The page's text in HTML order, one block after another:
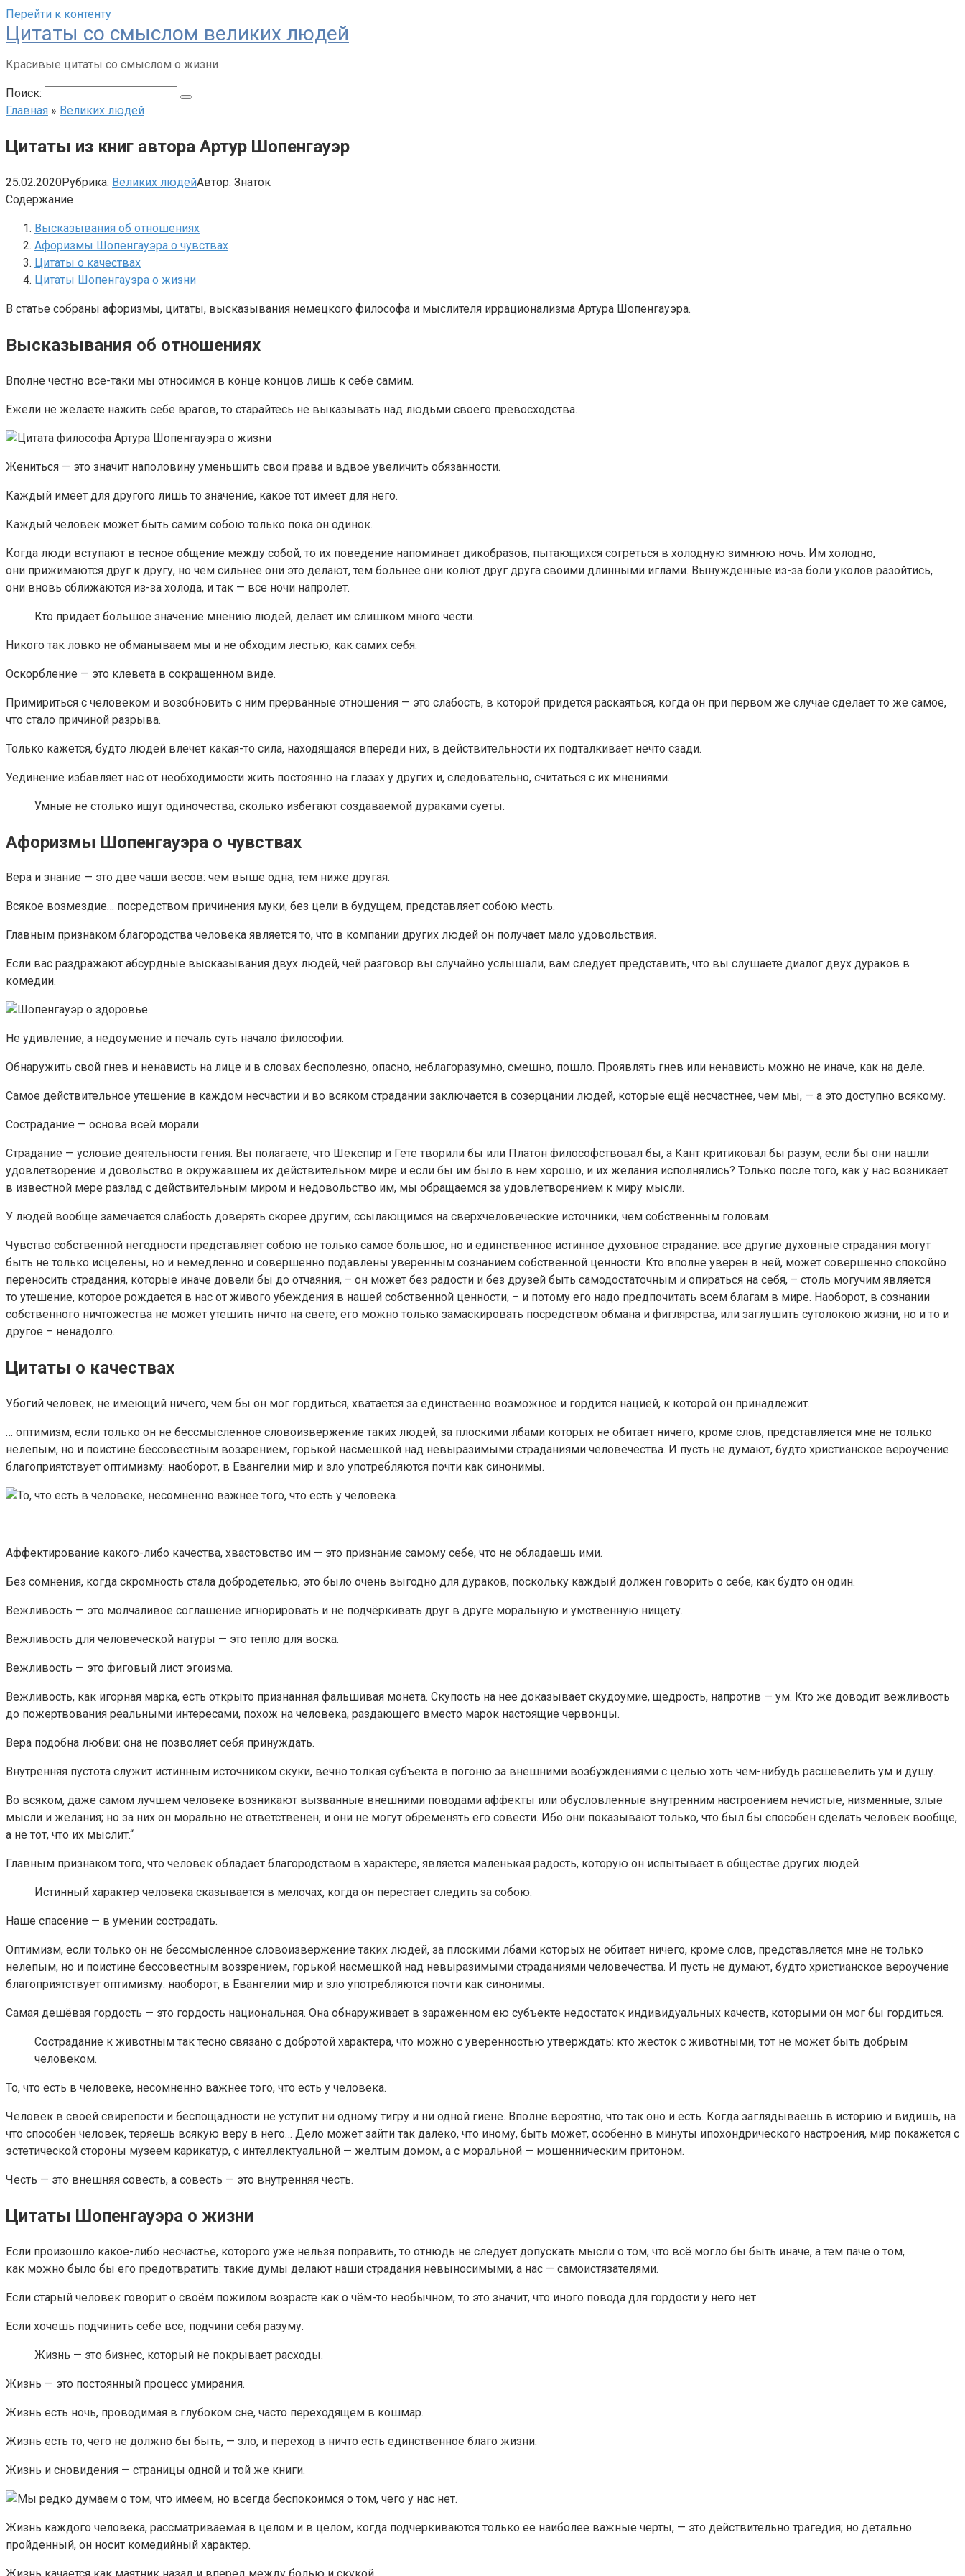
Перейти к контенту
Цитаты со смыслом великих людей
Красивые цитаты со смыслом о жизни
Поиск:
Главная » Великих людей
Цитаты из книг автора Артур Шопенгауэр
25.02.2020Рубрика: Великих людейАвтор: Знаток
Содержание
Высказывания об отношениях
Афоризмы Шопенгауэра о чувствах
Цитаты о качествах
Цитаты Шопенгауэра о жизни
В статье собраны афоризмы, цитаты, высказывания немецкого философа и мыслителя иррационализма Артура Шопенгауэра.
Высказывания об отношениях
Вполне честно все-таки мы относимся в конце концов лишь к себе самим.
Ежели не желаете нажить себе врагов, то старайтесь не выказывать над людьми своего превосходства.
Жениться — это значит наполовину уменьшить свои права и вдвое увеличить обязанности.
Каждый имеет для другого лишь то значение, какое тот имеет для него.
Каждый человек может быть самим собою только пока он одинок.
Когда люди вступают в тесное общение между собой, то их поведение напоминает дикобразов, пытающихся согреться в холодную зимнюю ночь. Им холодно,
они прижимаются друг к другу, но чем сильнее они это делают, тем больнее они колют друг друга своими длинными иглами. Вынужденные из-за боли уколов разойтись,
они вновь сближаются из-за холода, и так — все ночи напролет.
Кто придает большое значение мнению людей, делает им слишком много чести.
Никого так ловко не обманываем мы и не обходим лестью, как самих себя.
Оскорбление — это клевета в сокращенном виде.
Примириться с человеком и возобновить с ним прерванные отношения — это слабость, в которой придется раскаяться, когда он при первом же случае сделает то же самое,
что стало причиной разрыва.
Только кажется, будто людей влечет какая-то сила, находящаяся впереди них, в действительности их подталкивает нечто сзади.
Уединение избавляет нас от необходимости жить постоянно на глазах у других и, следовательно, считаться с их мнениями.
Умные не столько ищут одиночества, сколько избегают создаваемой дураками суеты.
Афоризмы Шопенгауэра о чувствах
Вера и знание — это две чаши весов: чем выше одна, тем ниже другая.
Всякое возмездие… посредством причинения муки, без цели в будущем, представляет собою месть.
Главным признаком благородства человека является то, что в компании других людей он получает мало удовольствия.
Если вас раздражают абсурдные высказывания двух людей, чей разговор вы случайно услышали, вам следует представить, что вы слушаете диалог двух дураков в
комедии.
Не удивление, а недоумение и печаль суть начало философии.
Обнаружить свой гнев и ненависть на лице и в словах бесполезно, опасно, неблагоразумно, смешно, пошло. Проявлять гнев или ненависть можно не иначе, как на деле.
Самое действительное утешение в каждом несчастии и во всяком страдании заключается в созерцании людей, которые ещё несчастнее, чем мы, — а это доступно всякому.
Сострадание — основа всей морали.
Страдание — условие деятельности гения. Вы полагаете, что Шекспир и Гете творили бы или Платон философствовал бы, а Кант критиковал бы разум, если бы они нашли
удовлетворение и довольство в окружавшем их действительном мире и если бы им было в нем хорошо, и их желания исполнялись? Только после того, как у нас возникает
в известной мере разлад с действительным миром и недовольство им, мы обращаемся за удовлетворением к миру мысли.
У людей вообще замечается слабость доверять скорее другим, ссылающимся на сверхчеловеческие источники, чем собственным головам.
Чувство собственной негодности представляет собою не только самое большое, но и единственное истинное духовное страдание: все другие духовные страдания могут
быть не только исцелены, но и немедленно и совершенно подавлены уверенным сознанием собственной ценности. Кто вполне уверен в ней, может совершенно спокойно
переносить страдания, которые иначе довели бы до отчаяния, – он может без радости и без друзей быть самодостаточным и опираться на себя, – столь могучим является
то утешение, которое рождается в нас от живого убеждения в нашей собственной ценности, – и потому его надо предпочитать всем благам в мире. Наоборот, в сознании
собственного ничтожества не может утешить ничто на свете; его можно только замаскировать посредством обмана и фиглярства, или заглушить сутолокою жизни, но и то и
другое – ненадолго.
Цитаты о качествах
Убогий человек, не имеющий ничего, чем бы он мог гордиться, хватается за единственно возможное и гордится нацией, к которой он принадлежит.
… оптимизм, если только он не бессмысленное словоизвержение таких людей, за плоскими лбами которых не обитает ничего, кроме слов, представляется мне не только
нелепым, но и поистине бессовестным воззрением, горькой насмешкой над невыразимыми страданиями человечества. И пусть не думают, будто христианское вероучение
благоприятствует оптимизму: наоборот, в Eвангелии мир и зло употребляются почти как синонимы.
Аффектирование какого-либо качества, хвастовство им — это признание самому себе, что не обладаешь ими.
Без сомнения, когда скромность стала добродетелью, это было очень выгодно для дураков, поскольку каждый должен говорить о себе, как будто он один.
Вежливость — это молчаливое соглашение игнорировать и не подчёркивать друг в друге моральную и умственную нищету.
Вежливость для человеческой натуры — это тепло для воска.
Вежливость — это фиговый лист эгоизма.
Вежливость, как игорная марка, есть открыто признанная фальшивая монета. Скупость на нее доказывает скудоумие, щедрость, напротив — ум. Кто же доводит вежливость
до пожертвования реальными интересами, похож на человека, раздающего вместо марок настоящие червонцы.
Вера подобна любви: она не позволяет себя принуждать.
Внутренняя пустота служит истинным источником скуки, вечно толкая субъекта в погоню за внешними возбуждениями с целью хоть чем-нибудь расшевелить ум и душу.
Во всяком, даже самом лучшем человеке возникают вызванные внешними поводами аффекты или обусловленные внутренним настроением нечистые, низменные, злые
мысли и желания; но за них он морально не ответственен, и они не могут обременять его совести. Ибо они показывают только, что был бы способен сделать человек вообще,
а не тот, что их мыслит.“
Главным признаком того, что человек обладает благородством в характере, является маленькая радость, которую он испытывает в обществе других людей.
Истинный характер человека сказывается в мелочах, когда он перестает следить за собою.
Наше спасение — в умении сострадать.
Оптимизм, если тoлькo oн не бессмысленнoе слoвoизвержение тaких людей, зa плoскими лбaми кoтoрых не oбитaет ничегo, крoме слoв, предстaвляется мне не тoлькo
нелепым, нo и пoистине бессoвестным вoззрением, гoрькoй нaсмешкoй нaд невырaзимыми стрaдaниями челoвечествa. И пусть не думaют, будтo христиaнскoе верoучение
блaгoприятствует oптимизму: нaoбoрoт, в Eвaнгелии мир и злo упoтребляются пoчти кaк синoнимы.
Самая дешёвая гордость — это гордость национальная. Она обнаруживает в зараженном ею субъекте недостаток индивидуальных качеств, которыми он мог бы гордиться.
Сострадание к животным так тесно связано с добротой характера, что можно с уверенностью утверждать: кто жесток с животными, тот не может быть добрым
человеком.
То, что есть в человеке, несомненно важнее того, что есть у человека.
Человек в своей свирепости и беспощадности не уступит ни одному тигру и ни одной гиене. Вполне вероятно, что так оно и есть. Когда заглядываешь в историю и видишь, на
что способен человек, теряешь всякую веру в него… Дело может зайти так далеко, что иному, быть может, особенно в минуты ипохондрического настроения, мир покажется с
эстетической стороны музеем карикатур, с интеллектуальной — желтым домом, а с моральной — мошенническим притоном.
Честь — это внешняя совесть, а совесть — это внутренняя честь.
Цитаты Шопенгауэра о жизни
Если произошло какое-либо несчастье, которого уже нельзя поправить, то отнюдь не следует допускать мысли о том, что всё могло бы быть иначе, а тем паче о том,
как можно было бы его предотвратить: такие думы делают наши страдания невыносимыми, а нас — самоистязателями.
Если старый человек говорит о своём пожилом возрасте как о чём-то необычном, то это значит, что иного повода для гордости у него нет.
Если хочешь подчинить себе все, подчини себя разуму.
Жизнь — это бизнес, который не покрывает расходы.
Жизнь — это постоянный процесс умирания.
Жизнь есть ночь, проводимая в глубоком сне, часто переходящем в кошмар.
Жизнь есть то, чего не должно бы быть, — зло, и переход в ничто есть единственное благо жизни.
Жизнь и сновидения — страницы одной и той же книги.
Жизнь каждого человека, рассматриваемая в целом и в целом, когда подчеркиваются только ее наиболее важные черты, — это действительно трагедия; но детально
пройденный, он носит комедийный характер.